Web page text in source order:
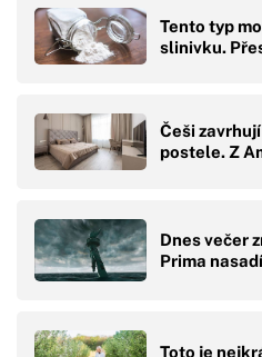
Tento typ
slinivku.
Češi
postele. Z
Dnes večer
Prima
Toto je